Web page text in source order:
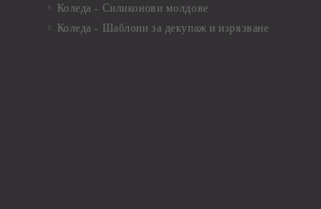
Коледа - Силиконови молдове
Коледа - Шаблони за декупаж и изрязване